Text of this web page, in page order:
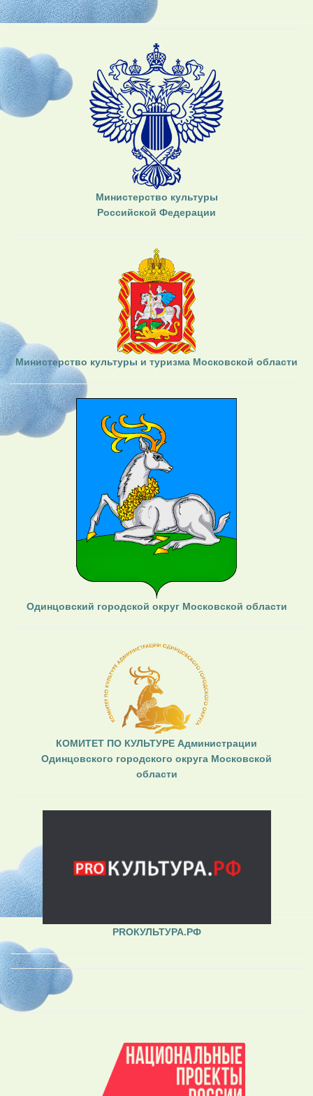
Министерство культуры
Российской Федерации
Министерство культуры и туризма Московской области
Одинцовский городской округ Московской области
КОМИТЕТ ПО КУЛЬТУРЕ Администрации
Одинцовского городского округа Московской
области
PROКУЛЬТУРА.РФ